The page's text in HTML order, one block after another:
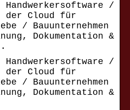
Handwerkersoftware /
der Cloud für
/ Bauunternehmen
Dokumentation &
Handwerkersoftware /
der Cloud für
/ Bauunternehmen
Dokumentation &